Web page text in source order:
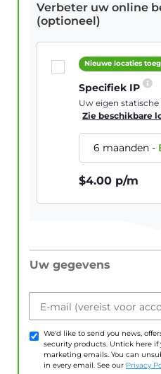
Verbeter uw online
(optioneel)
Nieuwe locaties
Specifiek IP
Uw eigen
Zie beschikbare
6 maanden-
$4.00 p/m
Uw gegevens
E-mail (vereist voor
We'd like to send you news,
security products. Untick here if
marketing emails. You can
in every email. See our Privacy